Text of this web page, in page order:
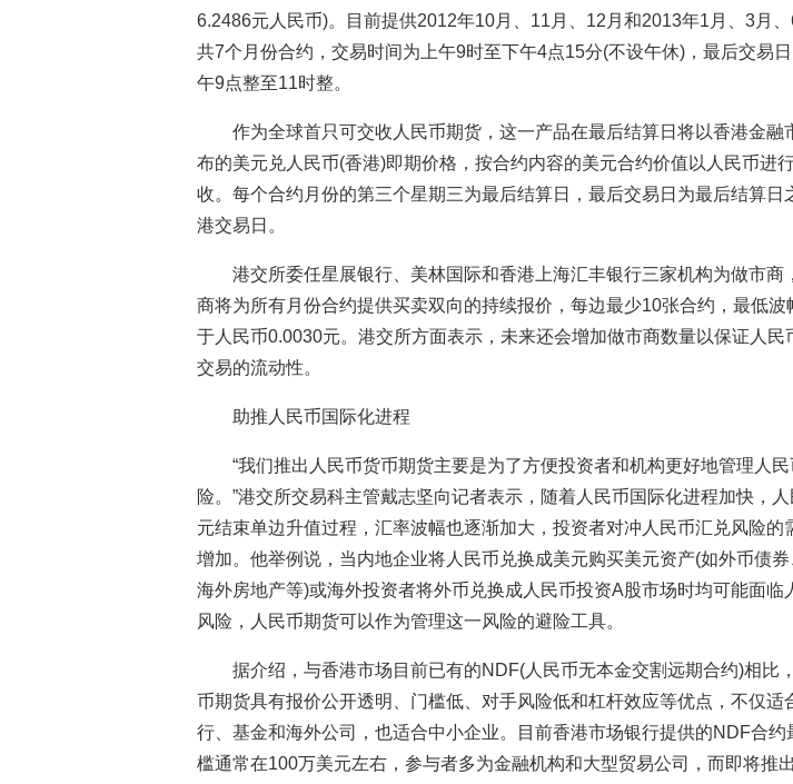
6.2486元人民币)。目前提供2012年10月、11月、12月和2013年1月、3月、
共7个月份合约，交易时间为上午9时至下午4点15分(不设午休)，最后交易
午9点整至11时整。
作为全球首只可交收人民币期货，这一产品在最后结算日将以香港金融
布的美元兑人民币(香港)即期价格，按合约内容的美元合约价值以人民币进
收。每个合约月份的第三个星期三为最后结算日，最后交易日为最后结算日
港交易日。
港交所委任星展银行、美林国际和香港上海汇丰银行三家机构为做市商
商将为所有月份合约提供买卖双向的持续报价，每边最少10张合约，最低波
于人民币0.0030元。港交所方面表示，未来还会增加做市商数量以保证人民
交易的流动性。
助推人民币国际化进程
“我们推出人民币货币期货主要是为了方便投资者和机构更好地管理人
险。”港交所交易科主管戴志坚向记者表示，随着人民币国际化进程加快，
元结束单边升值过程，汇率波幅也逐渐加大，投资者对冲人民币汇兑风险的
增加。他举例说，当内地企业将人民币兑换成美元购买美元资产(如外币债
海外房地产等)或海外投资者将外币兑换成人民币投资A股市场时均可能面临
风险，人民币期货可以作为管理这一风险的避险工具。
据介绍，与香港市场目前已有的NDF(人民币无本金交割远期合约)相比
币期货具有报价公开透明、门槛低、对手风险低和杠杆效应等优点，不仅适
行、基金和海外公司，也适合中小企业。目前香港市场银行提供的NDF合约
槛通常在100万美元左右，参与者多为金融机构和大型贸易公司，而即将推